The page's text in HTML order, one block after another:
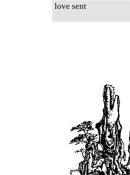
love sent